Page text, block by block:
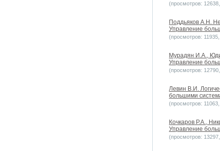
(просмотров:
Поддьяков А.Н.
Управление
(просмотров:
Мурадян И.А.,
Управление
(просмотров:
Левин В.И.
большими
(просмотров:
Кочкаров Р.А.,
Управление
(просмотров: